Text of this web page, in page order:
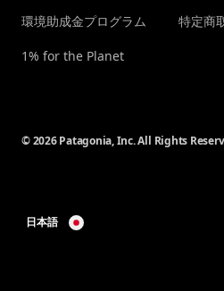
環境助成金プログラム
1% for the Planet
特定商
© 2026 Patagonia, Inc. All Rights
日本語